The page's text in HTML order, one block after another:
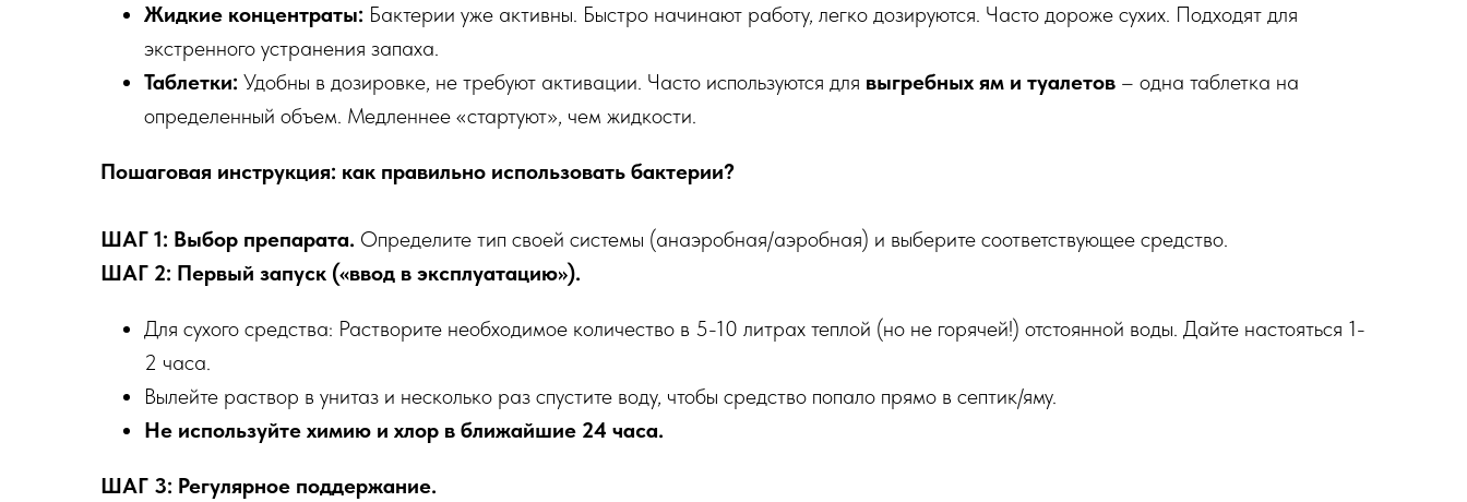
Жидкие концентраты: Бактерии уже активны. Быстро начинают работу, легко дозируются. Часто дороже сухих. Подходят для
экстренного устранения запаха.
Таблетки: Удобны в дозировке, не требуют активации. Часто используются для выгребных ям и туалетов – одна таблетка на
определенный объем. Медленнее «стартуют», чем жидкости.
Пошаговая инструкция: как правильно использовать бактерии?
ШАГ 1: Выбор препарата. Определите тип своей системы (анаэробная/аэробная) и выберите соответствующее средство.
ШАГ 2: Первый запуск («ввод в эксплуатацию»).
Для сухого средства: Растворите необходимое количество в 5-10 литрах теплой (но не горячей!) отстоянной воды. Дайте настояться 1-
2 часа.
Вылейте раствор в унитаз и несколько раз спустите воду, чтобы средство попало прямо в септик/яму.
Не используйте химию и хлор в ближайшие 24 часа.
ШАГ 3: Регулярное поддержание.